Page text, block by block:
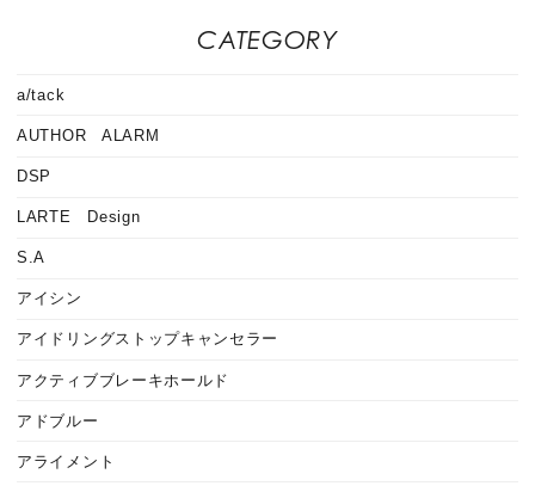
CATEGORY
a/tack
AUTHOR ALARM
DSP
LARTE Design
S.A
アイシン
アイドリングストップキャンセラー
アクティブブレーキホールド
アドブルー
アライメント